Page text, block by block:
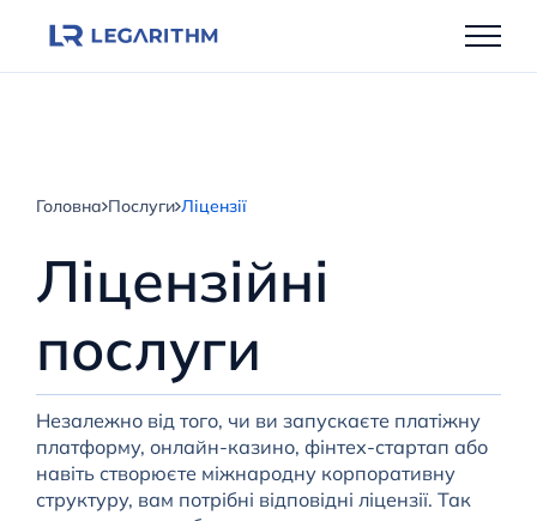
Головна Послуги Ліцензії
Ліцензійні
послуги
Незалежно від того, чи ви запускаєте платіжну
платформу, онлайн-казино, фінтех-стартап або
навіть створюєте міжнародну корпоративну
структуру, вам потрібні відповідні ліцензії. Так